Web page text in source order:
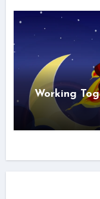
Working